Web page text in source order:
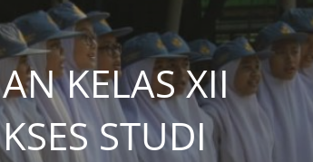
KELAS XII
STUDI